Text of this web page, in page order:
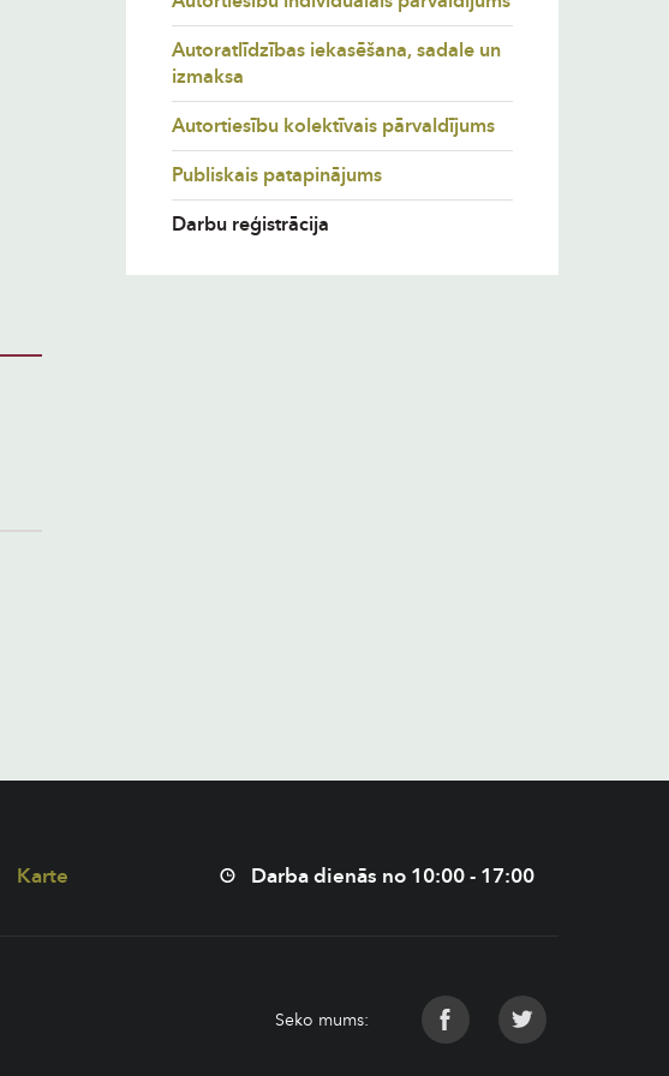
Autoratlīdzības iekasēšana, sadale un
izmaksa
Autortiesību kolektīvais pārvaldījums
Publiskais patapinājums
Darbu reģistrācija
Karte Darba dienās no 10:00 - 17:00
Seko mums: